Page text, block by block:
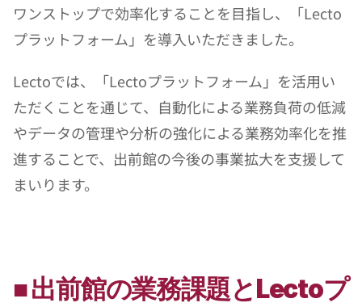
ワンストップで効率化することを目指し、「Lecto
プラットフォーム」を導入いただきました。
Lectoでは、「Lectoプラットフォーム」を活用い
ただくことを通じて、自動化による業務負荷の低減
やデータの管理や分析の強化による業務効率化を推
進することで、出前館の今後の事業拡大を支援して
まいります。
■ 出前館の業務課題とLectoプ